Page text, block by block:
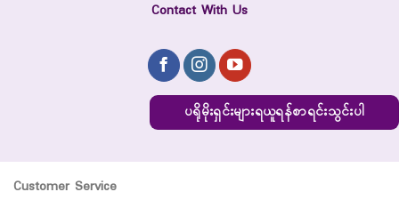
Contact With Us
ပရိုမိုးရှင်းများရယူရန်စာရင်းသွင်းပါ
Customer Service